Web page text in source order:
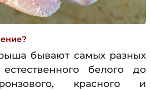
бывают самых разных
белого до
красного и